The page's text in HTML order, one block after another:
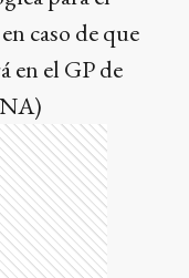
caso de que
en el GP de